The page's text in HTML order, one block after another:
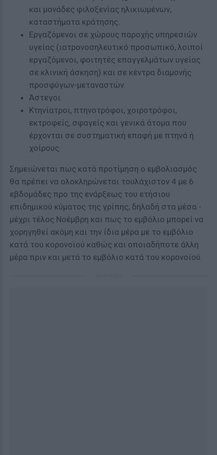
και μονάδες φιλοξενίας ηλικιωμένων,
καταστήματα κράτησης.
Εργαζόμενοι σε χώρους παροχής υπηρεσιών
υγείας (ιατρονοσηλευτικό προσωπικό, λοιποί
εργαζόμενοι, φοιτητές επαγγελμάτων υγείας
σε κλινική άσκηση) και σε κέντρα διαμονής
προσφύγων-μεταναστών.
Άστεγοι.
Κτηνίατροι, πτηνοτρόφοι, χοιροτρόφοι,
εκτροφείς, σφαγείς και γενικά άτομα που
έρχονται σε συστηματική επαφή με πτηνά ή
χοίρους.
Σημειώνεται πως κατά προτίμηση ο εμβολιασμός
θα πρέπει να ολοκληρώνεται τουλάχιστον 4 με 6
εβδομάδες προ της ενάρξεως του ετήσιου
επιδημικού κύματος της γρίπης, δηλαδή στα μέσα -
μέχρι τέλος Νοέμβρη και πως το εμβόλιο μπορεί να
χορηγηθεί ακόμη και την ίδια μέρα με το εμβόλιο
κατά του κορονοϊού καθώς και οποιαδήποτε άλλη
μέρα πριν και μετά το εμβόλιο κατά του κορονοϊού.